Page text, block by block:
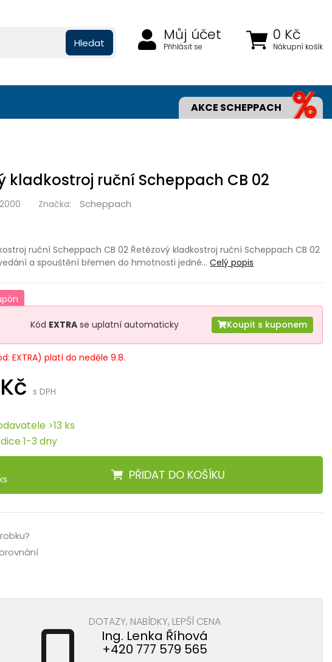
0 Kč
Nákupní košík
Můj účet
Přihlásit se
Hledat
AKCE SCHEPPACH
kladkostroj ruční Scheppach CB 02
Značka: Scheppach
ruční Scheppach CB 02 Řetězový kladkostroj ruční Scheppach CB 02
a spouštění břemen do hmotnosti jedné…Celý popis
Kód EXTRAse uplatní automaticky Koupit s kuponem
EXTRA) platí do neděle 9.8.
s DPH
>13 ks
1-3 dny
PŘIDAT DO KOŠÍKU
DOTAZY, NABÍDKY, LEPŠÍ CENA
Ing. Lenka Říhová
+420 777 579 565